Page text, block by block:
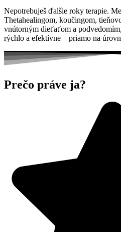
Nepotrebuješ ďalšie roky terapie.
Thetahealingom, koučingom,
vnútorným dieťaťom a
rýchlo a efektívne – priamo na
Prečo práve ja?